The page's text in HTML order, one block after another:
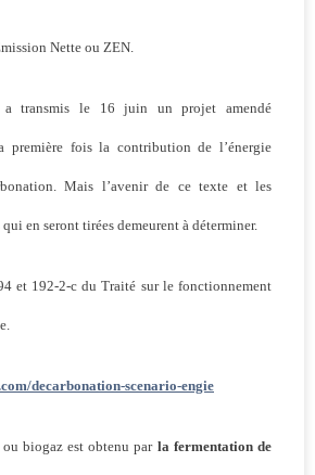
Nette ou ZEN.
a transmis le 16 juin un projet amendé
première fois la contribution de l’énergie
Mais l’avenir de ce texte et les
en seront tirées demeurent à déterminer.
et 192-2-c du Traité sur le fonctionnement
decarbonation-scenario-engie
biogaz est obtenu parla fermentation de